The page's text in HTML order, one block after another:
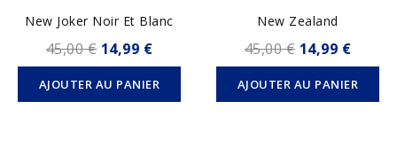
New Joker Noir Et Blanc
45,00 € 14,99 €
AJOUTER AU PANIER
New Zealand
45,00 € 14,99 €
AJOUTER AU PANIER